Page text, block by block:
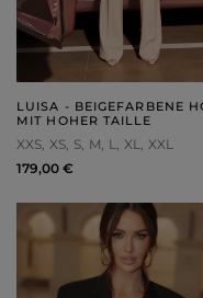
LUISA - BEIGEFARBENE
MIT HOHER TAILLE
XXS XS S M L XL XXL
179,00 €